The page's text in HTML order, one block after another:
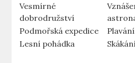
Vesmírné
dobrodružství
Podmořská expedice
Lesní ​pohádka